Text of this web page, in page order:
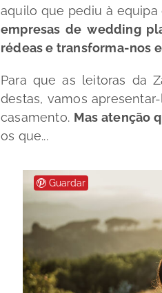
aquilo que pediu à
empresas dewedding
rédeas e transforma-nos
Para que as leitoras da
destas, vamos
casamento. Mas atenção
os que...
Guardar